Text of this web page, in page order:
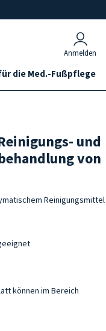
Anmelden
die Med.-Fußpflege
und
von
können im Bereich